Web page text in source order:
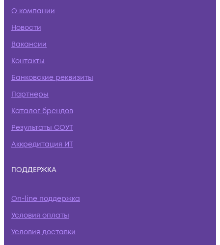
О компании
Новости
Вакансии
Контакты
Банковские реквизиты
Партнеры
Каталог брендов
Результаты СОУТ
Аккредитация ИТ
ПОДДЕРЖКА
On-line поддержка
Условия оплаты
Условия доставки